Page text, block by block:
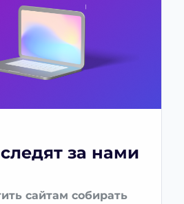
за нами
сайтам собирать